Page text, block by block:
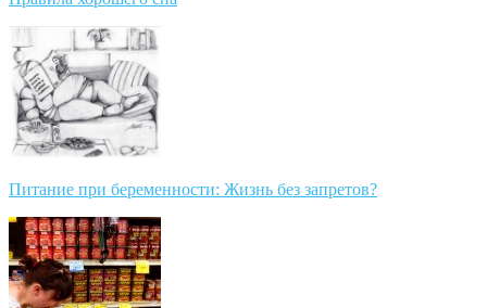
Питание при беременности: Жизнь без запретов?